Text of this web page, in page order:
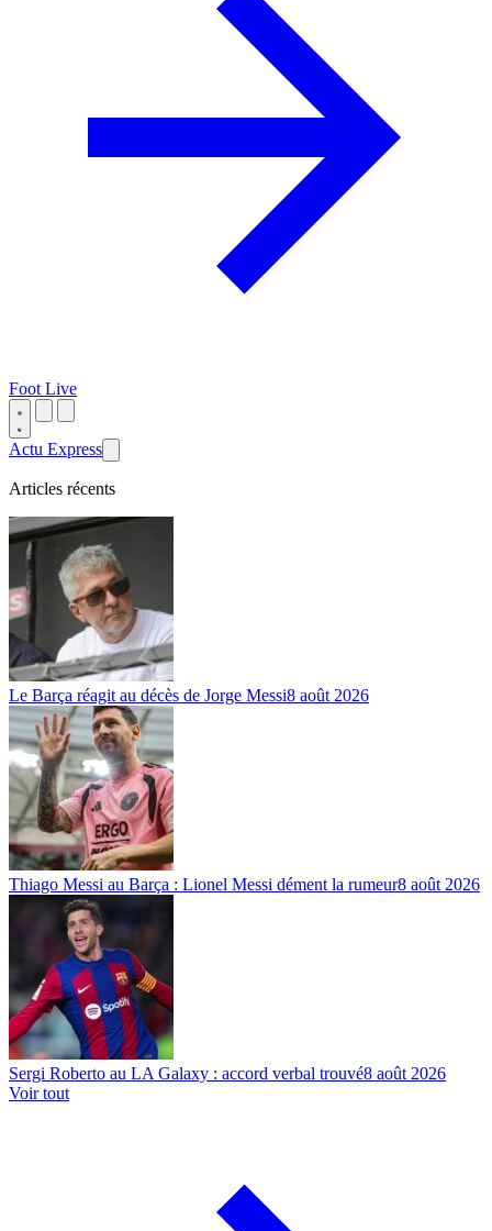
Foot Live
Actu Express
Articles récents
Le Barça réagit au décès de Jorge Messi8 août 2026
Thiago Messi au Barça : Lionel Messi dément la rumeur8 août 2026
Sergi Roberto au LA Galaxy : accord verbal trouvé8 août 2026
Voir tout